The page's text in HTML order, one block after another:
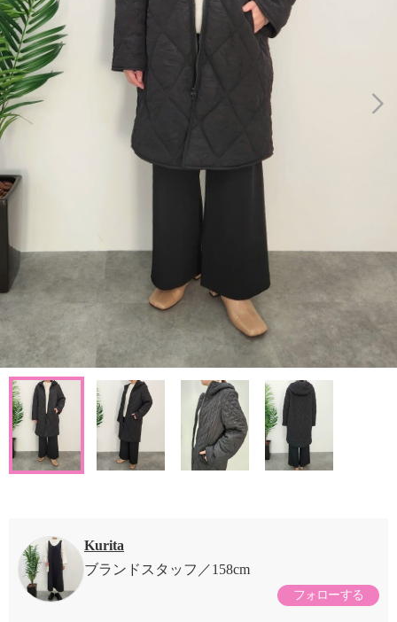
Kurita
ブランドスタッフ
158cm
フォローする